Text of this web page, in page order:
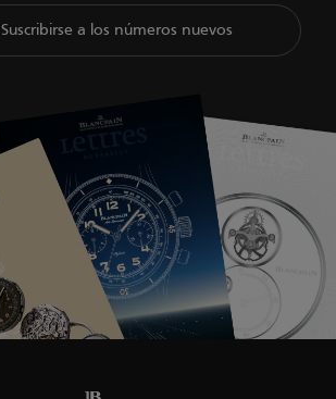
Suscribirse a los números nuevos